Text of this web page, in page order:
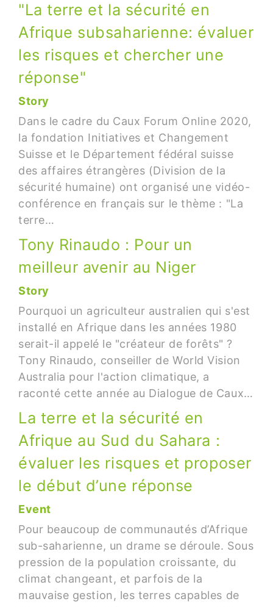
"La terre et la sécurité en
Afrique subsaharienne: évaluer
les risques et chercher une
réponse"
Story
Dans le cadre du Caux Forum Online 2020,
la fondation Initiatives et Changement
Suisse et le Département fédéral suisse
des affaires étrangères (Division de la
sécurité humaine) ont organisé une vidéo-
conférence en français sur le thème : "La
terre…
Tony Rinaudo : Pour un
meilleur avenir au Niger
Story
Pourquoi un agriculteur australien qui s'est
installé en Afrique dans les années 1980
serait-il appelé le "créateur de forêts" ?
Tony Rinaudo, conseiller de World Vision
Australia pour l'action climatique, a
raconté cette année au Dialogue de Caux…
La terre et la sécurité en
Afrique au Sud du Sahara :
évaluer les risques et proposer
le début d’une réponse
Event
Pour beaucoup de communautés d’Afrique
sub-saharienne, un drame se déroule. Sous
pression de la population croissante, du
climat changeant, et parfois de la
mauvaise gestion, les terres capables de